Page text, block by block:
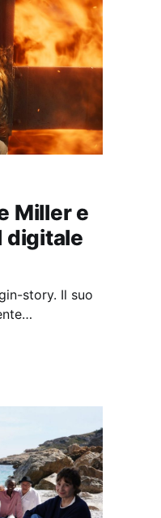
Miller e
digitale
story. Il suo
apocalisse